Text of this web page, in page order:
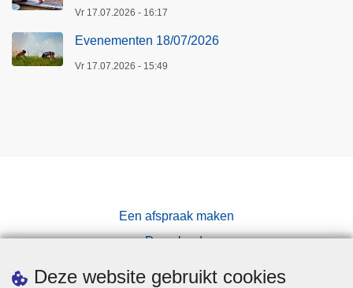
Deze website gebruikt cookies
Vr 17.07.2026 - 16:17
Evenementen 18/07/2026
Vr 17.07.2026 - 15:49
Een afspraak maken
Downloads
Pers